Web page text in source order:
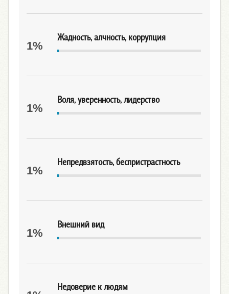
Жадность, алчность, коррупция
1%
Воля, уверенность, лидерство
1%
Непредвзятость, беспристрастность
1%
Внешний вид
1%
Недоверие к людям